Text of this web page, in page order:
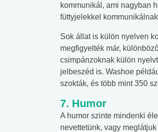
kommunikál, ami nagyban
füttyjelekkel
Sok állat is külön nyelven
megfigyelték már,
csimpánzoknak külön
jelbeszéd is. Washoe
szokták, és több mint 350
7. Humor
A humor szinte mindenki
nevettetünk, vagy
#Zöldövezet
Mekkora az ökológiai